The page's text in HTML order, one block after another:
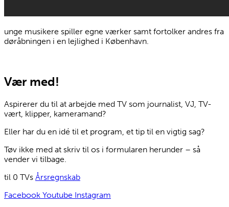
unge musikere spiller egne værker samt fortolker andres fra
døråbningen i en lejlighed i København.
Vær med!
Aspirerer du til at arbejde med TV som journalist, VJ, TV-
vært, klipper, kameramand?
Eller har du en idé til et program, et tip til en vigtig sag?
Tøv ikke med at skriv til os i formularen herunder – så
vender vi tilbage.
til 0 TVs Årsregnskab
Facebook Youtube Instagram